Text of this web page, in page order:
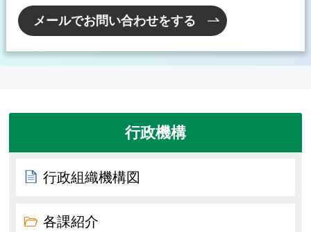
メールでお問い合わせをする
行政機構
行政組織機構図
各課紹介